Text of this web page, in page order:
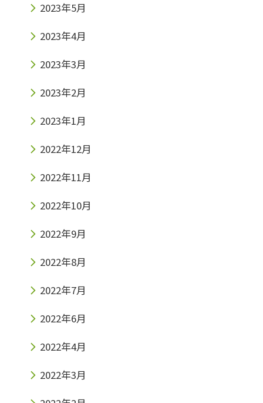
2023年5月
2023年4月
2023年3月
2023年2月
2023年1月
2022年12月
2022年11月
2022年10月
2022年9月
2022年8月
2022年7月
2022年6月
2022年4月
2022年3月